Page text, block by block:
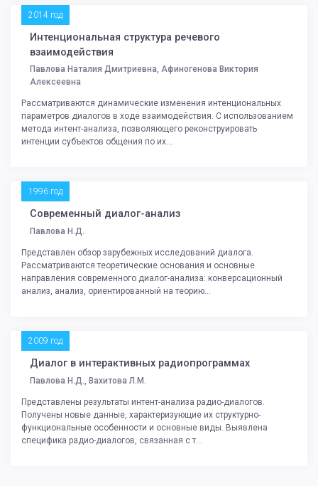
2014 год
Интенциональная структура речевого
взаимодействия
Павлова Наталия Дмитриевна, Афиногенова Виктория
Алексеевна
Рассматриваются динамические изменения интенциональных
параметров диалогов в ходе взаимодействия. С использованием
метода интент-анализа, позволяющего реконструировать
интенции субъектов общения по их...
1996 год
Современный диалог-анализ
Павлова Н.Д.
Представлен обзор зарубежных исследований диалога.
Рассматриваются теоретические основания и основные
направления современного диалог-анализа: конверсационный
анализ, анализ, ориентированный на теорию...
2009 год
Диалог в интерактивных радиопрограммах
Павлова Н.Д., Вахитова Л.М.
Представлены результаты интент-анализа радио-диалогов.
Получены новые данные, характеризующие их структурно-
функциональные особенности и основные виды. Выявлена
специфика радио-диалогов, связанная с т...